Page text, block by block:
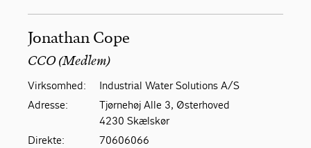
Jonathan Cope
CCO (Medlem)
Virksomhed:
Industrial Water Solutions A/S
Adresse:
Tjørnehøj Alle 3, Østerhoved
4230 Skælskør
Direkte:
70606066